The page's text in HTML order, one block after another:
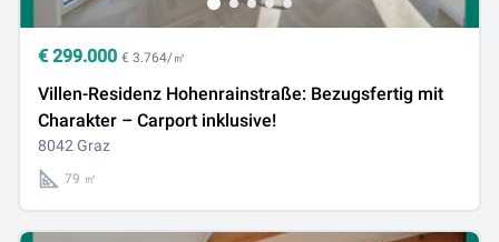
€ 299.000 € 3.764/㎡
Villen-Residenz Hohenrainstraße: Bezugsfertig mit
Charakter – Carport inklusive!
8042 Graz
79 ㎡